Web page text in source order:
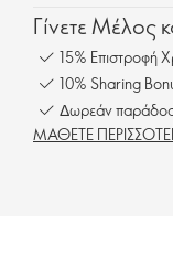
Γίνετε Μέλος
15% Επιστροφή
10% Sharing
Δωρεάν
ΜΑΘΕΤΕ